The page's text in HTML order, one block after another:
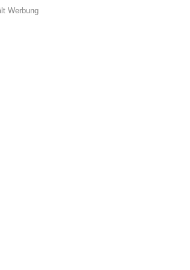
Werbung